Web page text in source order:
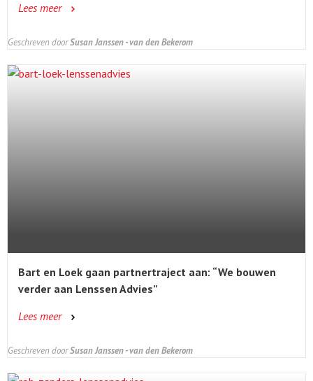
Lees meer
Geschreven doorSusan Janssen - van den Bekerom
Bart en Loek gaan partnertraject aan: “We bouwen
verder aan Lenssen Advies”
Lees meer
Geschreven doorSusan Janssen - van den Bekerom